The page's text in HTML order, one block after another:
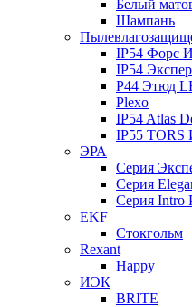
Белый
Шампань
IP54 Форс
IP54
P44 Этюд
Plexo
IP54 Atlas
IP55
ЭРА
Серия
Серия
Серия Intro
EKF
Стокгольм
Rexant
Happy
ИЭК
BRITE